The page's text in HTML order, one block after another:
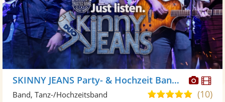
SKINNY JEANS Party- & Hochzeit Band & DJ
5,0(10)
Band, Tanz-/Hochzeitsband